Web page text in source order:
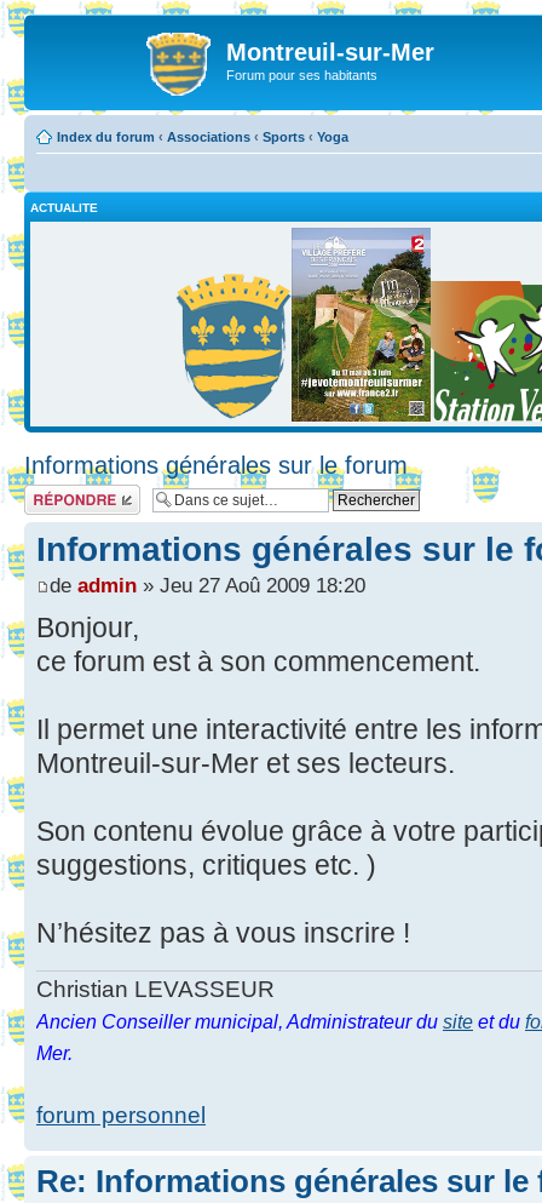
Montreuil-sur-Mer
Forum pour ses habitants
Index du forum ‹ Associations ‹ Sports ‹ Yoga
ACTUALITE
Informations générales sur le forum
Répondre
Informations générales sur le
de admin » Jeu 27 Aoû 2009 18:20
Bonjour,
ce forum est à son commencement.
Il permet une interactivité entre les
Montreuil-sur-Mer et ses lecteurs.
Son contenu évolue grâce à votre
suggestions, critiques etc. )
N’hésitez pas à vous inscrire !
Christian LEVASSEUR
Ancien Conseiller municipal, Administrateur du site et du
Mer.
forum personnel
Re: Informations générales sur le